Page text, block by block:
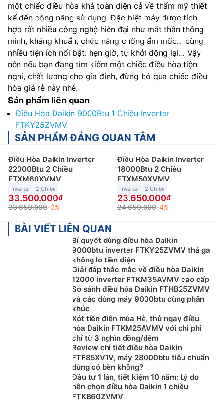
một chiếc điều hòa khá toàn diện cả về thẩm mỹ thiết
kế đến công năng sử dụng. Đặc biệt máy được tích
hợp rất nhiều công nghệ hiện đại như mắt thần thông
minh, kháng khuẩn, chức năng chống ẩm mốc… cùng
nhiều tiện ích nổi bật: hẹn giờ, tự khởi động lại… Vậy
nên nếu bạn đang tìm kiếm một chiếc điều hòa tiện
nghi, chất lượng cho gia đình, đừng bỏ qua chiếc điều
hòa giá rẻ này nhé.
Sản phẩm liên quan
Điều Hòa Daikin 9000Btu 1 Chiều Inverter
FTKY25ZVMV
SẢN PHẨM ĐÁNG QUAN TÂM
Điều Hòa Daikin Inverter
22000Btu 2 Chiều
FTXM60XVMV
Inverter 2 Chiều
33.500.000
33.650.000-0%
Điều Hòa Daikin Inverter
18000Btu 2 Chiều
FTXM50XVMV
Inverter 2 Chiều
23.650.000
24.650.000-4%
BÀI VIẾT LIÊN QUAN
Bí quyết dùng điều hòa Daikin
9000btu inverter FTKY25ZVMV thả ga
không lo tiền điện
Giải đáp thắc mắc về điều hòa Daikin
12000 inverter FTKM35AVMV cao cấp
So sánh điều hòa Daikin FTHB25ZVMV
và các dòng máy 9000btu cùng phân
khúc
Xót tiền điện mùa Hè, thử ngay điều
hòa Daikin FTKM25AVMV với chi phí
chỉ từ 3 nghìn đồng/đêm
Review chi tiết điều hòa Daikin
FTF85XV1V, máy 28000btu tiêu chuẩn
dùng có bền không?
Đầu tư 1 lần, tiết kiệm 10 năm: Lý do
nên chọn điều hòa Daikin 1 chiều
FTKB60ZVMV